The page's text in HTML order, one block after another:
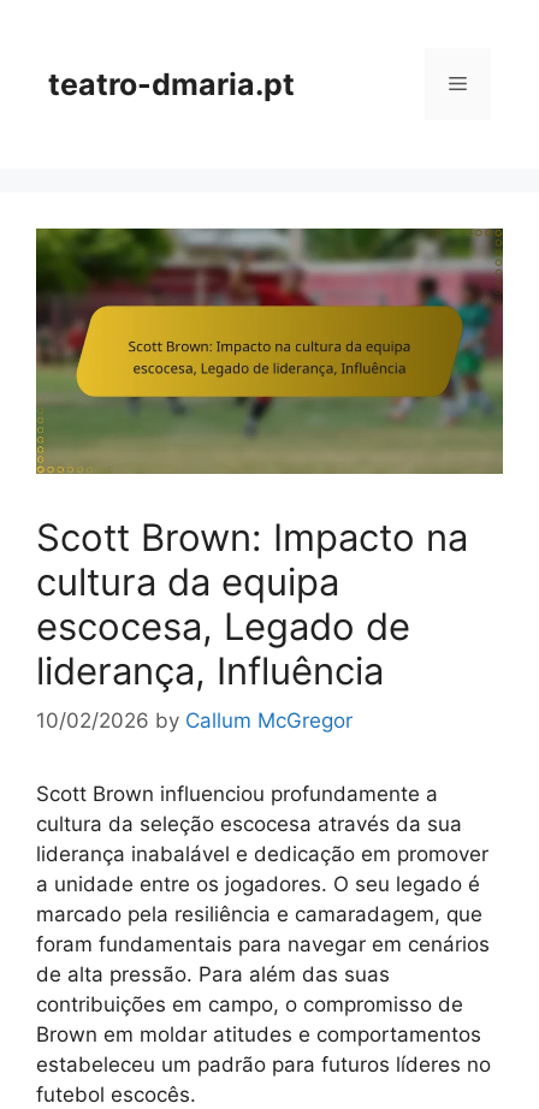
contentteatro-dmaria.pt Menu
Scott Brown: Impacto na
cultura da equipa
escocesa, Legado de
liderança, Influência
10/02/2026 by Callum McGregor
Scott Brown influenciou profundamente a
cultura da seleção escocesa através da sua
liderança inabalável e dedicação em promover
a unidade entre os jogadores. O seu legado é
marcado pela resiliência e camaradagem, que
foram fundamentais para navegar em cenários
de alta pressão. Para além das suas
contribuições em campo, o compromisso de
Brown em moldar atitudes e comportamentos
estabeleceu um padrão para futuros líderes no
futebol escocês.